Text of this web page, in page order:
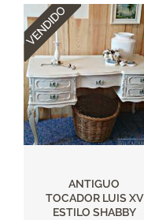
ANTIGUO
TOCADOR LUIS XV
ESTILO SHABBY